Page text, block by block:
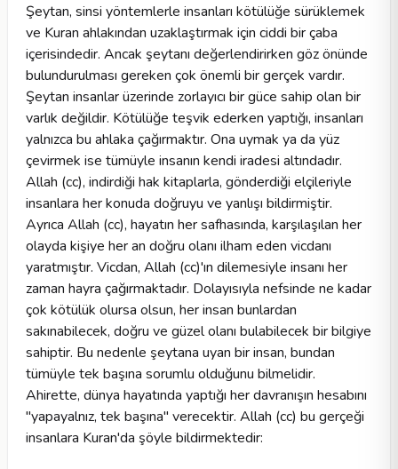
Şeytan, sinsi yöntemlerle insanları kötülüğe sürüklemek
ve Kuran ahlakından uzaklaştırmak için ciddi bir çaba
içerisindedir. Ancak şeytanı değerlendirirken göz önünde
bulundurulması gereken çok önemli bir gerçek vardır.
Şeytan insanlar üzerinde zorlayıcı bir güce sahip olan bir
varlık değildir. Kötülüğe teşvik ederken yaptığı, insanları
yalnızca bu ahlaka çağırmaktır. Ona uymak ya da yüz
çevirmek ise tümüyle insanın kendi iradesi altındadır.
Allah (cc), indirdiği hak kitaplarla, gönderdiği elçileriyle
insanlara her konuda doğruyu ve yanlışı bildirmiştir.
Ayrıca Allah (cc), hayatın her safhasında, karşılaşılan her
olayda kişiye her an doğru olanı ilham eden vicdanı
yaratmıştır. Vicdan, Allah (cc)'ın dilemesiyle insanı her
zaman hayra çağırmaktadır. Dolayısıyla nefsinde ne kadar
çok kötülük olursa olsun, her insan bunlardan
sakınabilecek, doğru ve güzel olanı bulabilecek bir bilgiye
sahiptir. Bu nedenle şeytana uyan bir insan, bundan
tümüyle tek başına sorumlu olduğunu bilmelidir.
Ahirette, dünya hayatında yaptığı her davranışın hesabını
"yapayalnız, tek başına" verecektir. Allah (cc) bu gerçeği
insanlara Kuran'da şöyle bildirmektedir: